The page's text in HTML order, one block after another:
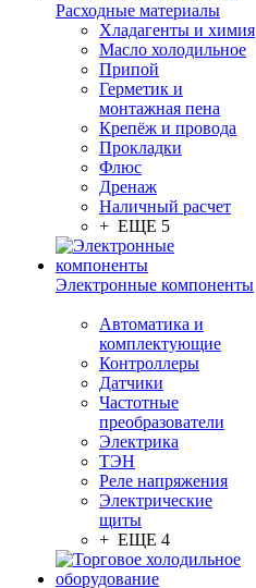
Расходные материалы
Хладагенты и химия
Масло холодильное
Припой
Герметик и
монтажная пена
Крепёж и провода
Прокладки
Флюс
Дренаж
Наличный расчет
+ ЕЩЕ 5
Электронные компоненты
Автоматика и
комплектующие
Контроллеры
Датчики
Частотные
преобразователи
Электрика
ТЭН
Реле напряжения
Электрические
щиты
+ ЕЩЕ 4